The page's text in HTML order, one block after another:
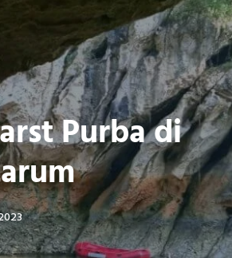
Purba di